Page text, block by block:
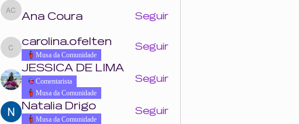
Ana Coura
Ana Coura Seguir
carolina.ofelten
carolina.ofelten
Musa da Comunidade
Seguir
JESSICA DE LIMA
Comentarista
Musa da Comunidade
Seguir
Natalia Drigo
Musa da Comunidade
Seguir